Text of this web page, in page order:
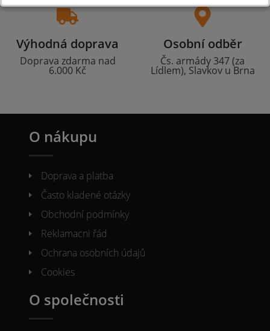
Výhodná doprava
Doprava zdarma nad
6.000 Kč
Osobní odběr
Čs. armády 347 (za
Lídlem), Slavkov u Brna
O nákupu
Doprava a platba
Často kladené otázky
Obchodní podmínky
Reklamacni řád
Ochrana osobních údajů
Cookies
O společnosti